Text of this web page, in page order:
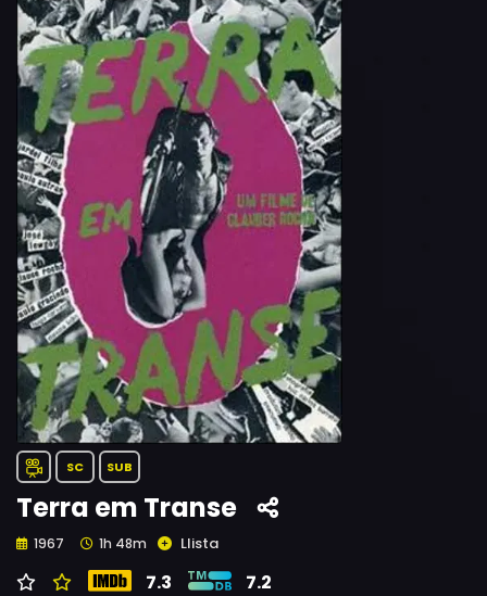
SC SUB
Terra em Transe
1967 1h 48m Llista
7.3 7.2